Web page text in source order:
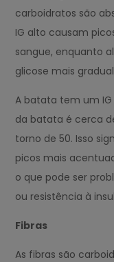
carboidratos são
IG alto causam
sangue, enquanto
glicose mais
A batata tem um
da batata é cerca
torno de 50. Isso
picos mais
o que pode ser
ou resistência à
Fibras
As fibras são